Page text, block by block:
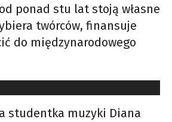
ponad stu lat stoją własne
twórców, finansuje
do międzynarodowego
studentka muzyki Diana